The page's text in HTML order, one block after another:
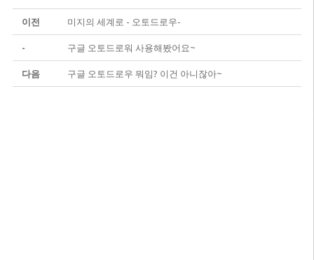
이전 미지의 세계로 - 오토드로우-
- 구글 오토드로워 사용해봤어요~
다음 구글 오토드로우 뭐임? 이건 아니잖아~